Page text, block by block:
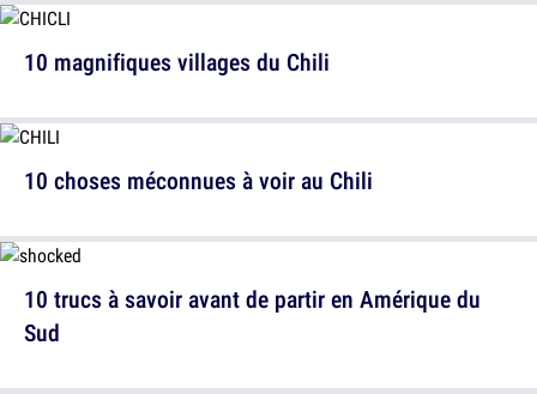
10 magnifiques villages du Chili
10 trucs à savoir avant de partir en Amérique du
Sud
10 choses méconnues à voir au Chili